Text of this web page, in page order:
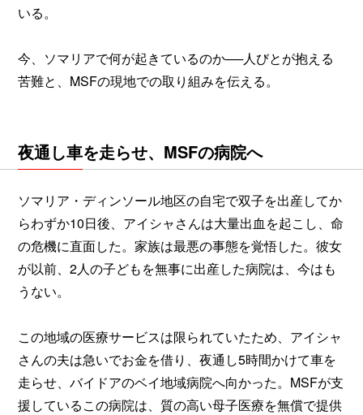
いる。
今、ソマリアで何が起きているのか──人びとが抱える
苦難と、MSFの現地での取り組みを伝える。
夜通し車を走らせ、MSFの病院へ
ソマリア・ディンソール地区の自宅で双子を出産してか
らわずか10日後、アイシャさんは大量出血を起こし、命
の危機に直面した。家族は最悪の事態を覚悟した。彼女
が以前、2人の子どもを無事に出産した病院は、今はも
うない。
この地域の医療サービスは限られていたため、アイシャ
さんの夫は急いでお金を借り、夜通し5時間かけて車を
走らせ、バイドアのベイ地域病院へ向かった。MSFが支
援しているこの病院は、質の高い母子医療を無償で提供